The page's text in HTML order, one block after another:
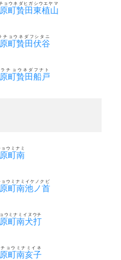
町贄田東植山
ョウネダヒガシウエヤマ
町贄田伏谷
チョウネダフシタニ
町贄田船戸
チョウネダフナト
町南
ウミナミ
町南池ノ首
ウミナミイケノクビ
町南犬打
ウミナミイヌウチ
町南亥子
ョウミナミイネ